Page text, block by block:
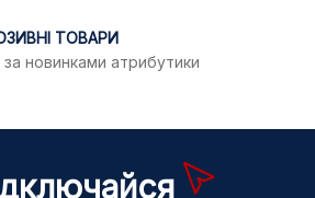
ТОВАРИ
за новинками атрибутики